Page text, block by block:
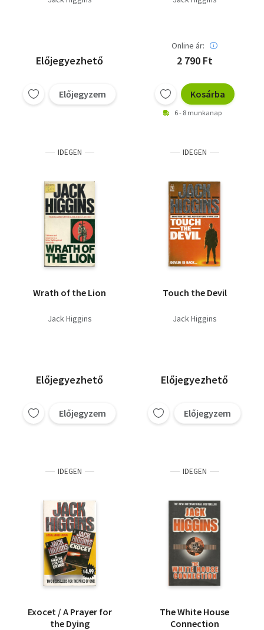
Előjegyezhető
Előjegyzem
Online ár:
2 790 Ft
Kosárba
6 - 8 munkanap
IDEGEN
Wrath of the Lion
Jack Higgins
Előjegyezhető
Előjegyzem
IDEGEN
Touch the Devil
Jack Higgins
Előjegyezhető
Előjegyzem
IDEGEN
Exocet / A Prayer for
the Dying
IDEGEN
The White House
Connection